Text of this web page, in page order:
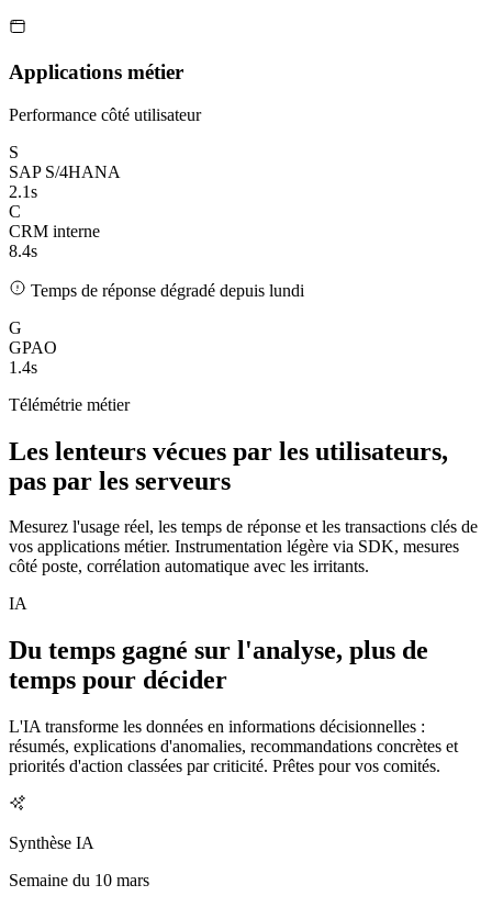
Applications métier
Performance côté utilisateur
S
SAP S/4HANA
2.1s
C
CRM interne
8.4s
Temps de réponse dégradé depuis lundi
G
GPAO
1.4s
Télémétrie métier
Les lenteurs vécues par les utilisateurs,
pas par les serveurs
Mesurez l'usage réel, les temps de réponse et les transactions clés de
vos applications métier. Instrumentation légère via SDK, mesures
côté poste, corrélation automatique avec les irritants.
IA
Du temps gagné sur l'analyse, plus de
temps pour décider
L'IA transforme les données en informations décisionnelles :
résumés, explications d'anomalies, recommandations concrètes et
priorités d'action classées par criticité. Prêtes pour vos comités.
Synthèse IA
Semaine du 10 mars